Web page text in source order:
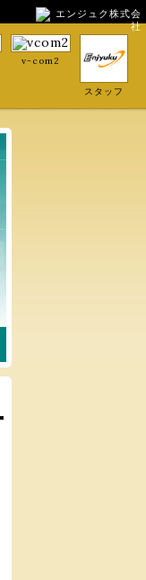
エンジュク株式会
社
v-com2
スタッフ